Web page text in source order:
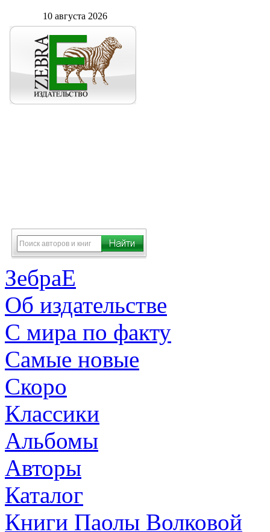
10 августа 2026
ЗебраЕ
Об издательстве
С мира по факту
Самые новые
Скоро
Классики
Альбомы
Авторы
Каталог
Книги Паолы Волковой